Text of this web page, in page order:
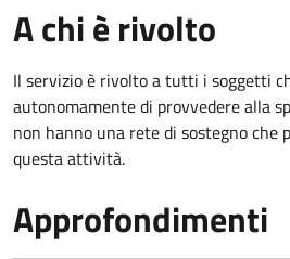
A chi è rivolto
Il servizio è rivolto a tutti i soggetti
autonomamente di provvedere alla
non hanno una rete di sostegno che
questa attività.
Approfondimenti